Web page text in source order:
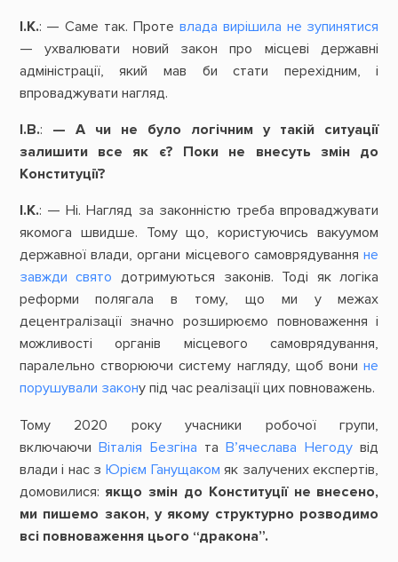
І.К.: — Саме так. Проте влада вирішила не зупинятися
— ухвалювати новий закон про місцеві державні
адміністрації, який мав би стати перехідним, і
впроваджувати нагляд.
І.В.: — А чи не було логічним у такій ситуації
залишити
все як є? Поки не внесуть змін до
Конституції?
І.К.: — Ні. Нагляд за законністю треба впроваджувати
якомога швидше. Тому що, користуючись вакуумом
державної влади, органи місцевого самоврядуванняне
завжди свято дотримуються законів. Тоді як логіка
реформи полягала в тому, що ми у межах
децентралізації значно розширюємо повноваження і
можливості органів місцевого самоврядування,
паралельно створюючи систему нагляду, щоб вонине
порушували закону під час реалізації цих повноважень.
Тому 2020 року учасники робочої групи,
включаючиВіталія Безгіна таВ’ячеслава Негодувід
влади і нас з Юрієм Ганущаком як залучених експертів,
домовилися: якщо змін до Конституції не внесено,
ми пишемо закон, у якому структурно розводимо
всі повноваження цього “дракона”.